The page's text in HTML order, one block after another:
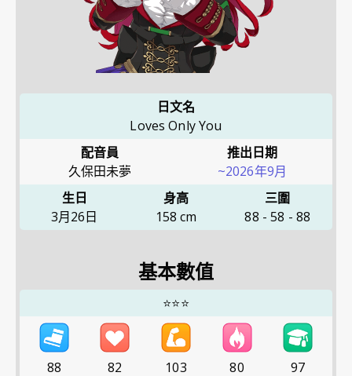
日文名
Loves Only You
配音員
久保田未夢
推出日期
~2026年9月
生日
3月26日
身高
158 cm
三圍
88 -58 - 88
基本數值
⭐⭐⭐
88 82 103 80
97